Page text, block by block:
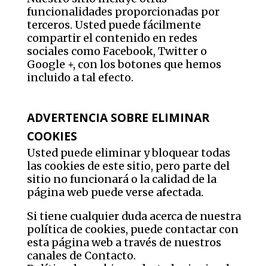
funcionalidades proporcionadas por
terceros. Usted puede fácilmente
compartir el contenido en redes
sociales como Facebook, Twitter o
Google +, con los botones que hemos
incluido a tal efecto.
ADVERTENCIA SOBRE ELIMINAR
COOKIES
Usted puede eliminar y bloquear todas
las cookies de este sitio, pero parte del
sitio no funcionará o la calidad de la
página web puede verse afectada.
Si tiene cualquier duda acerca de nuestra
política de cookies, puede contactar con
esta página web a través de nuestros
canales de Contacto.